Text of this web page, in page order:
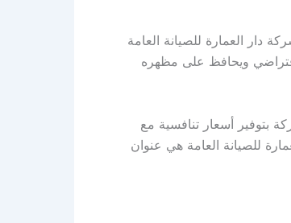
دار العمارة للصيانة العامة
ويحافظ على مظهره
بتوفير أسعار تنافسية مع
للصيانة العامة هي عنوان